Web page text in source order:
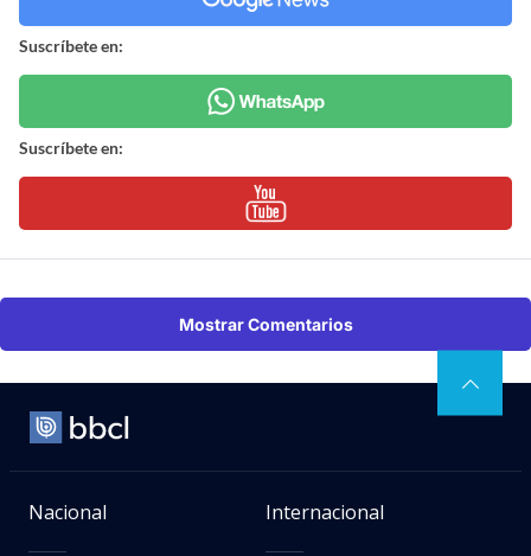
Suscríbete en:
Suscríbete en:
Mostrar Comentarios
Nacional Internacional